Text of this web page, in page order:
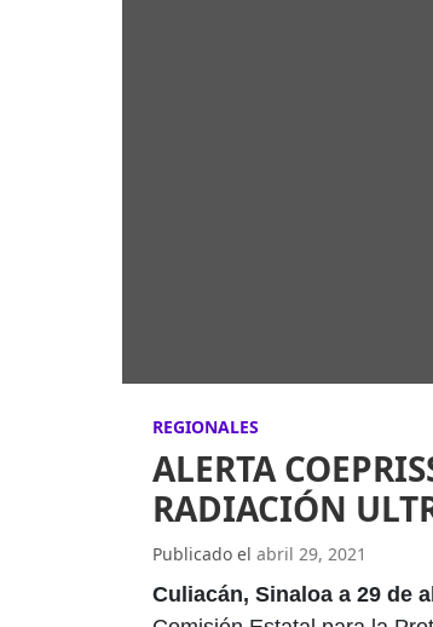
REGIONALES
ALERTA
RADIACIÓN
Publicado el abril 29, 2021
Culiacán, Sinaloa a 29 de